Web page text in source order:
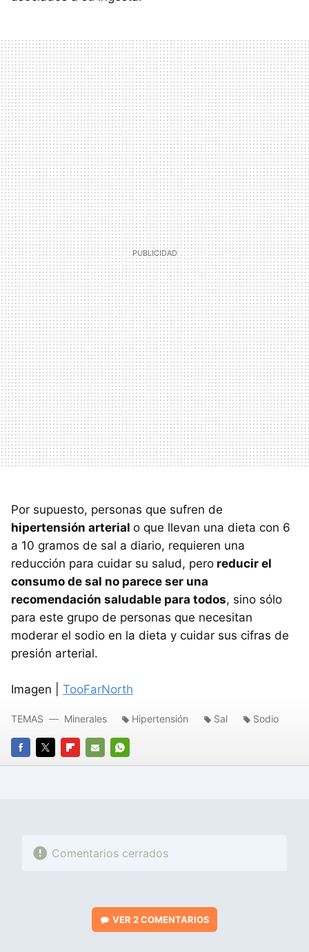
Por supuesto, personas que sufren de
hipertensión arterial o que llevan una dieta con 6
a 10 gramos de sal a diario, requieren una
reducción para cuidar su salud, pero reducir el
consumo de sal no parece ser una
recomendación saludable para todos, sino sólo
para este grupo de personas que necesitan
moderar el sodio en la dieta y cuidar sus cifras de
presión arterial.
Imagen | TooFarNorth
FACEBOOK
TWITTERFLIPBOARD
E-
WHATSAPP
TEMAS Minerales Hipertensión Sal Sodio
Comentarios cerrados
VER2 COMENTARIOS